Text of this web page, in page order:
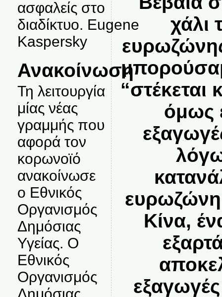
ασφαλείς στο
διαδίκτυο. Eugene
Kaspersky
Ανακοίνωση
Τη λειτουργία
μίας νέας
γραμμής που
αφορά τον
κορωνοϊό
ανακοίνωσε
ο Εθνικός
Οργανισμός
Δημόσιας
Υγείας. Ο
Εθνικός
Οργανισμός
χάλι
“στέκεται
όμως
Κίνα,
εξαγωγές